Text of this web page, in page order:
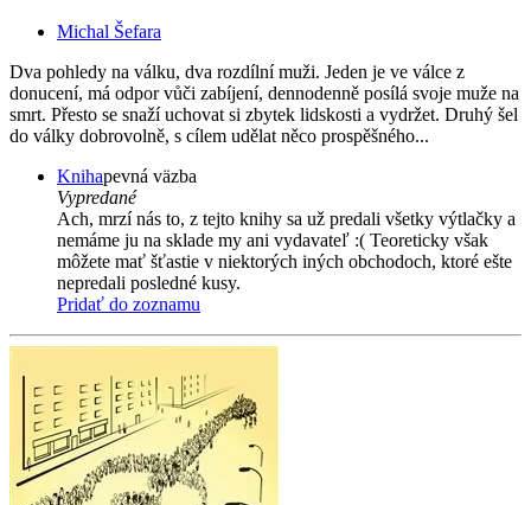
Michal Šefara
Dva pohledy na válku, dva rozdílní muži. Jeden je ve válce z
donucení, má odpor vůči zabíjení, dennodenně posílá svoje muže na
smrt. Přesto se snaží uchovat si zbytek lidskosti a vydržet. Druhý šel
do války dobrovolně, s cílem udělat něco prospěšného...
Knihapevná väzba
Vypredané
Ach, mrzí nás to, z tejto knihy sa už predali všetky výtlačky a
nemáme ju na sklade my ani vydavateľ :( Teoreticky však
môžete mať šťastie v niektorých iných obchodoch, ktoré ešte
nepredali posledné kusy.
Pridať do zoznamu